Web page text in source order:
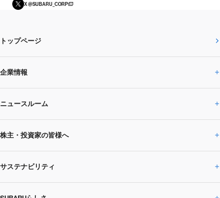
X @SUBARU_CORP
トップページ
企業情報
企業情報トップ
SUBARUのありたい姿
SUBARU 2025方針
ニュースルーム
ニュースルームトップ
ニュースリリース
株主・投資家の皆様へ
株主・投資家の皆様へトップ
サステナビリティ